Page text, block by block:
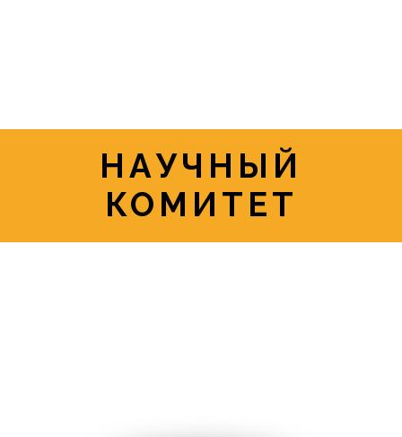
НАУЧНЫЙ
КОМИТЕТ